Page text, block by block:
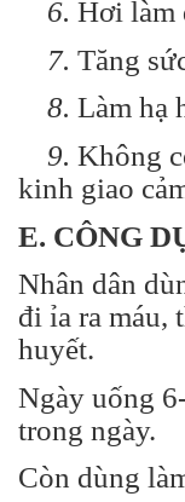
6. Hơi làm
7. Tăng
8. Làm hạ
9. Không
kinh giao
E. CÔNG
Nhân dân
đi ỉa ra máu,
huyết.
Ngày uống
trong ngày.
Còn dùng